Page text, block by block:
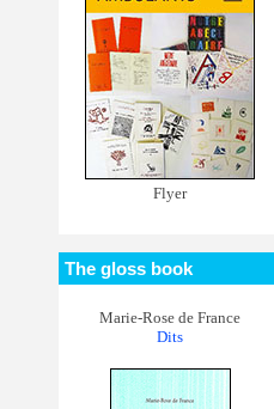
Flyer
The gloss book
Marie-Rose de France
Dits